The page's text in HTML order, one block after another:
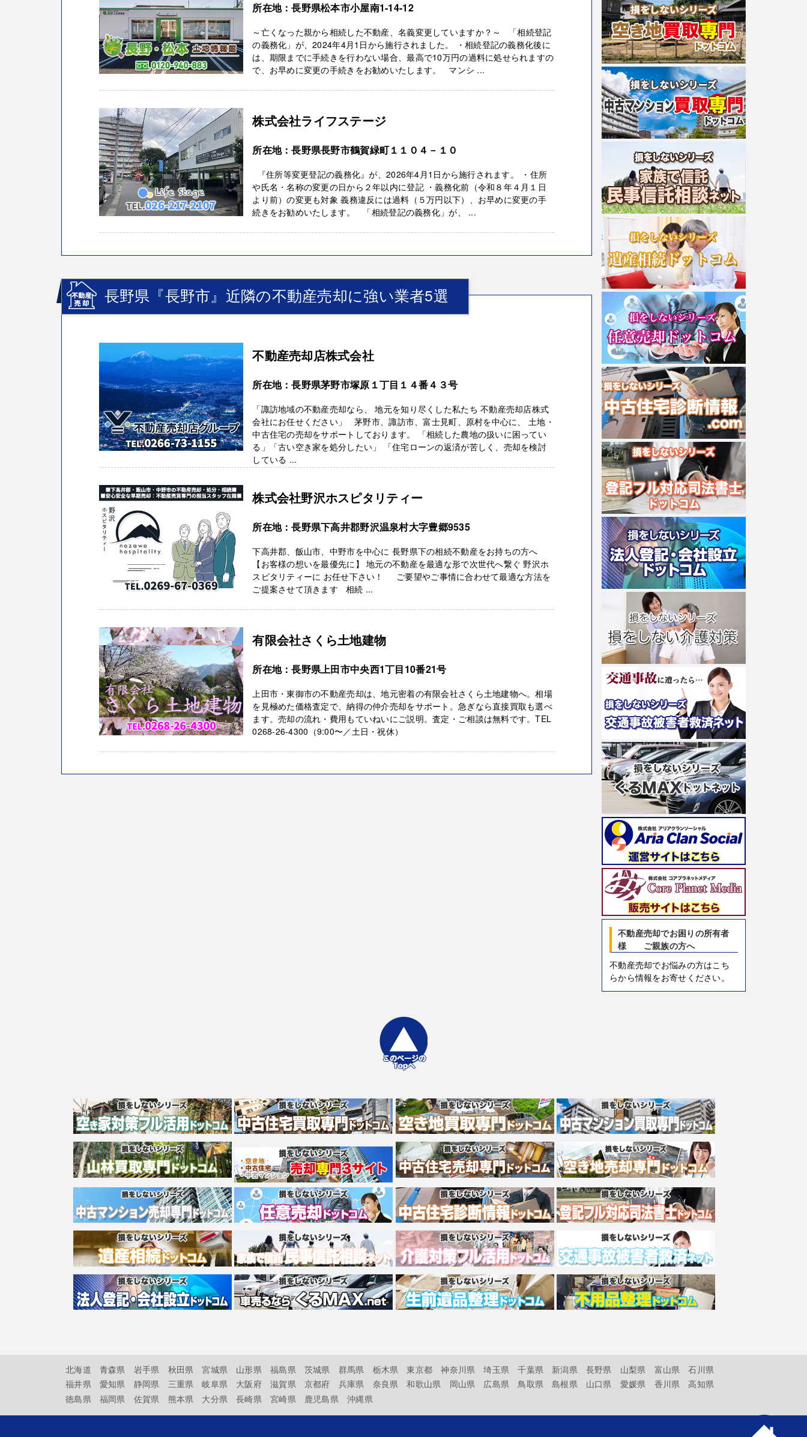
所在地：長野県松本市小屋南1-14-12
～亡くなった親から相続した不動産、名義変更していますか？～ 「相続登記
の義務化」が、2024年4月1日から施行されました。 ・相続登記の義務化後に
は、期限までに手続きを行わない場合、最高で10万円の過料に処せられますの
で、お早めに変更の手続きをお勧めいたします。 マンシ ...
株式会社ライフステージ
所在地：長野県長野市鶴賀緑町１１０４－１０
『住所等変更登記の義務化』が、2026年4月1日から施行されます。 ・住所
や氏名・名称の変更の日から２年以内に登記 ・義務化前（令和８年４月１日
より前）の変更も対象 義務違反には過料（５万円以下）、お早めに変更の手
続きをお勧めいたします。 「相続登記の義務化」が、 ...
長野県『長野市』近隣の不動産売却に強い業者5選
不動産売却店株式会社
所在地：長野県茅野市塚原１丁目１４番４３号
「諏訪地域の不動産売却なら、 地元を知り尽くした私たち 不動産売却店株式
会社にお任せください」 茅野市、諏訪市、富士見町、原村を中心に、 土地・
中古住宅の売却をサポートしております。 「相続した農地の扱いに困ってい
る」「古い空き家を処分したい」 「住宅ローンの返済が苦しく、売却を検討
している ...
株式会社野沢ホスピタリティー
所在地：長野県下高井郡野沢温泉村大字豊郷9535
下高井郡、飯山市、中野市を中心に 長野県下の相続不動産をお持ちの方へ
【お客様の想いを最優先に】 地元の不動産を最適な形で次世代へ繋ぐ 野沢ホ
スピタリティーに お任せ下さい！ ご要望やご事情に合わせて最適な方法を
ご提案させて頂きます 相続 ...
有限会社さくら土地建物
所在地：長野県上田市中央西1丁目10番21号
上田市・東御市の不動産売却は、地元密着の有限会社さくら土地建物へ。相場
を見極めた価格査定で、納得の仲介売却をサポート。急ぎなら直接買取も選べ
ます。売却の流れ・費用もていねいにご説明。査定・ご相談は無料です。TEL
0268-26-4300（9:00〜／土日・祝休）
不動産売却でお困りの所有者
様 ご親族の方へ
不動産売却でお悩みの方はこち
らから情報をお寄せください。
北海道 青森県 岩手県 秋田県 宮城県 山形県 福島県 茨城県 群馬県 栃木県 東京都 神奈川県 埼玉県 千葉県 新潟県 長野県 山梨県 富山県
石川県
福井県
愛知県 静岡県 三重県 岐阜県 大阪府 滋賀県 京都府 兵庫県 奈良県 和歌山県 岡山県 広島県 鳥取県 島根県 山口県 愛媛県 香川県
高知県
徳島県
福岡県 佐賀県 熊本県 大分県 長崎県 宮崎県 鹿児島県 沖縄県